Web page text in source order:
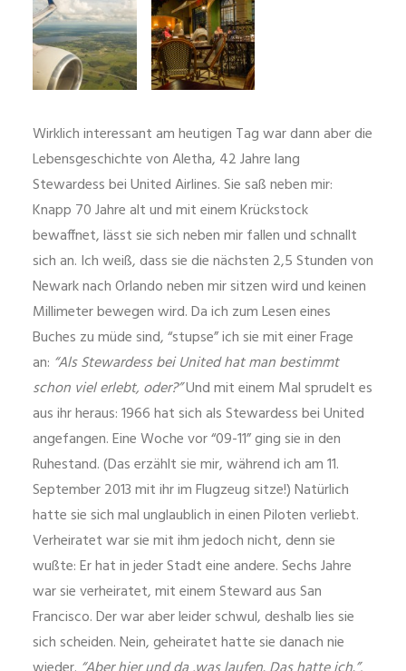
Wirklich interessant am heutigen Tag war dann aber die
Lebensgeschichte von Aletha, 42 Jahre lang
Stewardess bei United Airlines. Sie saß neben mir:
Knapp 70 Jahre alt und mit einem Krückstock
bewaffnet, lässt sie sich neben mir fallen und schnallt
sich an. Ich weiß, dass sie die nächsten 2,5 Stunden von
Newark nach Orlando neben mir sitzen wird und keinen
Millimeter bewegen wird. Da ich zum Lesen eines
Buches zu müde sind, “stupse” ich sie mit einer Frage
an: “Als Stewardess bei United hat man bestimmt
schon viel erlebt, oder?”Und mit einem Mal sprudelt es
aus ihr heraus: 1966 hat sich als Stewardess bei United
angefangen. Eine Woche vor “09-11” ging sie in den
Ruhestand. (Das erzählt sie mir, während ich am 11.
September 2013 mit ihr im Flugzeug sitze!) Natürlich
hatte sie sich mal unglaublich in einen Piloten verliebt.
Verheiratet war sie mit ihm jedoch nicht, denn sie
wußte: Er hat in jeder Stadt eine andere. Sechs Jahre
war sie verheiratet, mit einem Steward aus San
Francisco. Der war aber leider schwul, deshalb lies sie
sich scheiden. Nein, geheiratet hatte sie danach nie